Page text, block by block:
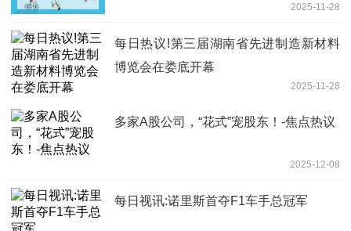
2025-11-28
每日热议!第三届湖南省先进制造新材料
博览会在娄底开幕
2025-11-28
多家A股公司，“花式”宠股东！-焦点热议
2025-12-08
每日视讯:诺里斯首夺F1车手总冠军